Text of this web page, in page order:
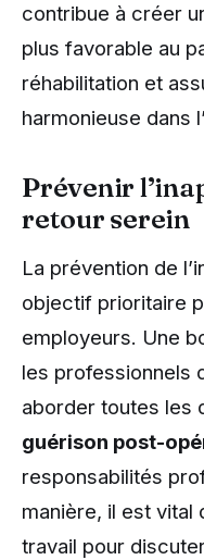
contribue à créer
plus favorable au
réhabilitation et
harmonieuse dans
Prévenir
retour serein
La prévention de
objectif prioritaire
employeurs. Une
les professionnels
aborder toutes les
guérison post-
responsabilités
manière, il est vital
travail pour